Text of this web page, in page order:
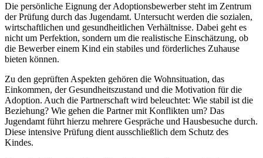
Die persönliche Eignung der Adoptionsbewerber steht im Zentrum
der Prüfung durch das Jugendamt. Untersucht werden die sozialen,
wirtschaftlichen und gesundheitlichen Verhältnisse. Dabei geht es
nicht um Perfektion, sondern um die realistische Einschätzung, ob
die Bewerber einem Kind ein stabiles und förderliches Zuhause
bieten können.
Zu den geprüften Aspekten gehören die Wohnsituation, das
Einkommen, der Gesundheitszustand und die Motivation für die
Adoption. Auch die Partnerschaft wird beleuchtet: Wie stabil ist die
Beziehung? Wie gehen die Partner mit Konflikten um? Das
Jugendamt führt hierzu mehrere Gespräche und Hausbesuche durch.
Diese intensive Prüfung dient ausschließlich dem Schutz des
Kindes.